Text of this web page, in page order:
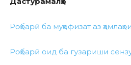
Роҳбарӣ ба муҳофизат аз
Роҳбарӣ оид ба гузариши